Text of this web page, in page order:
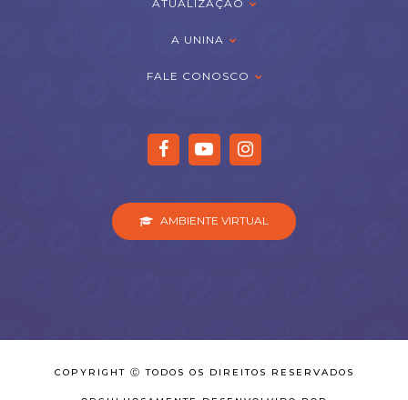
ATUALIZAÇÃO
A UNINA
FALE CONOSCO
AMBIENTE VIRTUAL
COPYRIGHT Ⓒ TODOS OS DIREITOS RESERVADOS